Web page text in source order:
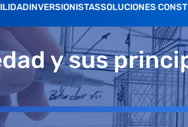
INVERSIONISTASSOLUCIONES
y sus